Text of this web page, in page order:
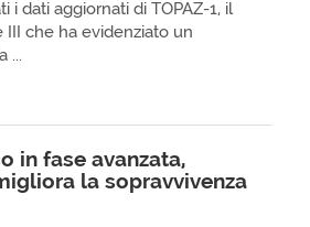
i dati aggiornati di TOPAZ-1, il
III che ha evidenziato un
...
in fase avanzata,
la sopravvivenza